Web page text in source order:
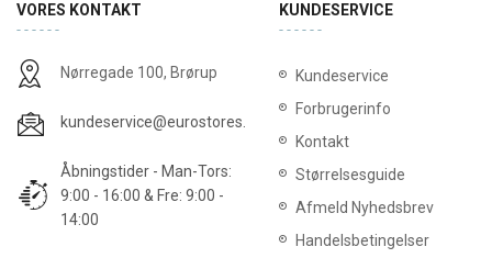
VORES KONTAKT
Nørregade 100, Brørup
kundeservice@eurostores.dk
Åbningstider - Man-Tors:
9:00 - 16:00 & Fre: 9:00 -
14:00
KUNDESERVICE
Kundeservice
Forbrugerinfo
Kontakt
Størrelsesguide
Afmeld Nyhedsbrev
Handelsbetingelser